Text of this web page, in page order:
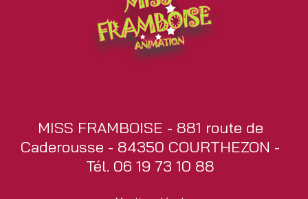
MISS FRAMBOISE - 881 route de
Caderousse - 84350 COURTHEZON -
Tél. 06 19 73 10 88